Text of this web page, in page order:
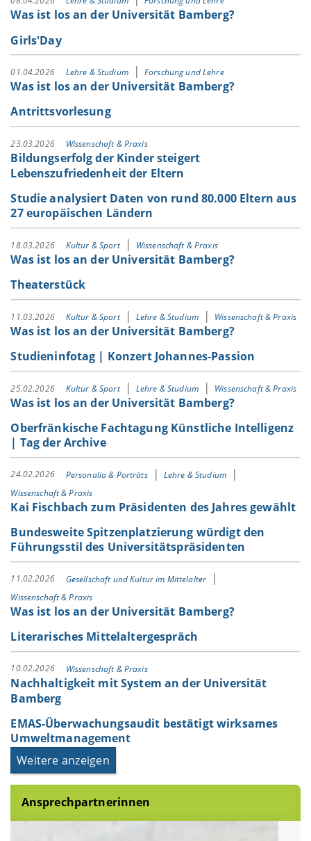
Was ist los an der Universität Bamberg?
Girls'Day
01.04.2026 Lehre & Studium Forschung und Lehre
Was ist los an der Universität Bamberg?
Antrittsvorlesung
23.03.2026 Wissenschaft & Praxis
Bildungserfolg der Kinder steigert
Lebenszufriedenheit der Eltern
Studie analysiert Daten von rund 80.000 Eltern aus
27 europäischen Ländern
18.03.2026 Kultur & Sport Wissenschaft & Praxis
Was ist los an der Universität Bamberg?
Theaterstück
11.03.2026 Kultur & Sport Lehre & Studium Wissenschaft & Praxis
Was ist los an der Universität Bamberg?
Studieninfotag | Konzert Johannes-Passion
25.02.2026 Kultur & Sport Lehre & Studium Wissenschaft & Praxis
Was ist los an der Universität Bamberg?
Oberfränkische Fachtagung Künstliche Intelligenz
| Tag der Archive
24.02.2026 Personalia & Porträts
Lehre & Studium
Wissenschaft & Praxis
Kai Fischbach zum Präsidenten des Jahres gewählt
Bundesweite Spitzenplatzierung würdigt den
Führungsstil des Universitätspräsidenten
11.02.2026
Gesellschaft und Kultur im Mittelalter
Wissenschaft & Praxis
Was ist los an der Universität Bamberg?
Literarisches Mittelaltergespräch
10.02.2026 Wissenschaft & Praxis
Nachhaltigkeit mit System an der Universität
Bamberg
EMAS-Überwachungsaudit bestätigt wirksames
Umweltmanagement
Weitere anzeigen
Ansprechpartnerinnen